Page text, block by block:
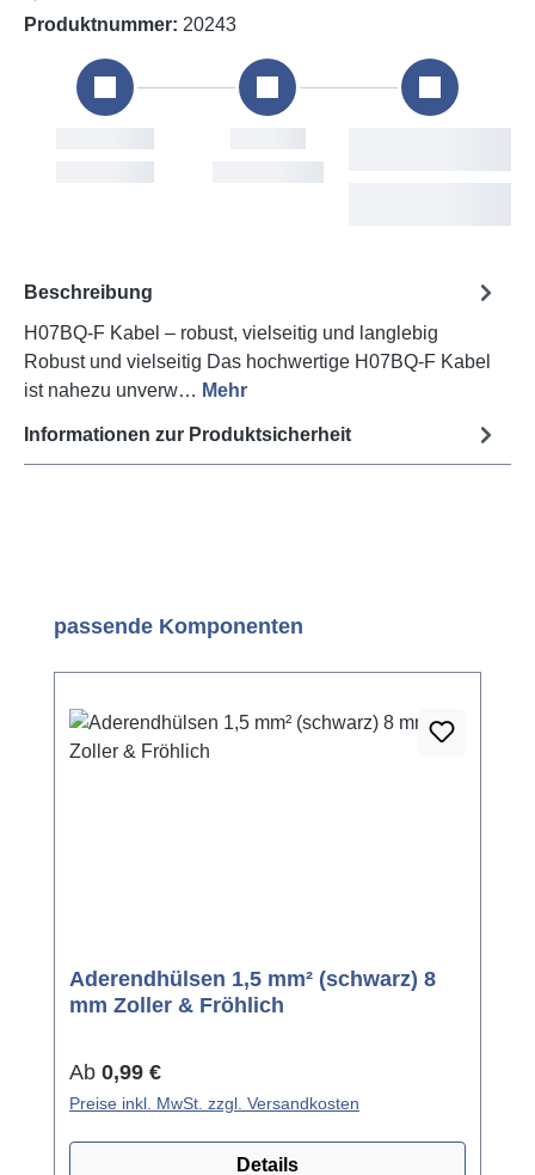
Produktnummer: 20243
Lieferung
Beschreibung
H07BQ-F Kabel – robust, vielseitig und langlebig
Robust und vielseitig Das hochwertige H07BQ-F Kabel
ist nahezu unverw… Mehr
Informationen zur Produktsicherheit
Produktgalerie überspringen
passende Komponenten
Aderendhülsen 1,5 mm² (schwarz) 8
mm Zoller & Fröhlich
Regulärer Preis:
Ab 0,99 €
Preise inkl. MwSt. zzgl. Versandkosten
Details